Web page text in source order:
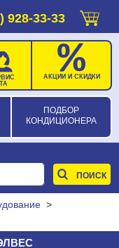
928-33-33
ПОДБОР
КОНДИЦИОНЕРА
АКЦИИ И СКИДКИ
>